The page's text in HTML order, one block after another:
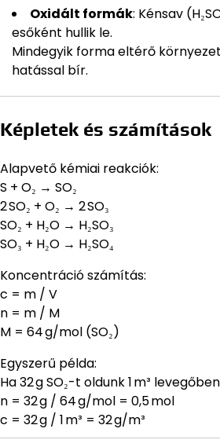
Oxidált formák: Kénsav
esőként hullik le.
Mindegyik forma eltérő
hatással bír.
Képletek és számítások
Alapvető kémiai reakciók:
S + O₂ → SO₂
2 SO₂ + O₂ → 2 SO₃
SO₂ + H₂O → H₂SO₃
SO₃ + H₂O → H₂SO₄
Koncentráció számítás:
c = m / V
n = m / M
M = 64 g/mol (SO₂)
Egyszerű példa:
Ha 32 g SO₂-t oldunk 1 m³
n = 32 g / 64 g/mol = 0,5 mol
c = 32 g / 1 m³ = 32 g/m³